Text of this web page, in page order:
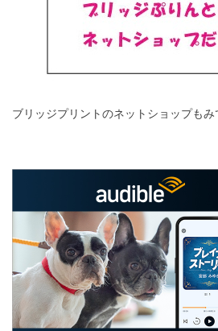
ブリッジプリントのネットショップもみ